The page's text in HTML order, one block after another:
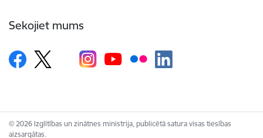
Sekojiet mums
© 2026 Izglītības un zinātnes ministrija, publicētā satura visas tiesības
aizsargātas.